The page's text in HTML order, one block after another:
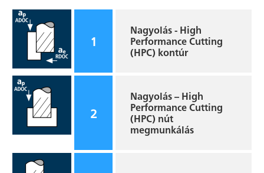
1
Nagyolás - High
Performance Cutting
(HPC) kontúr
2
Nagyolás – High
Performance Cutting
(HPC) nút
megmunkálás